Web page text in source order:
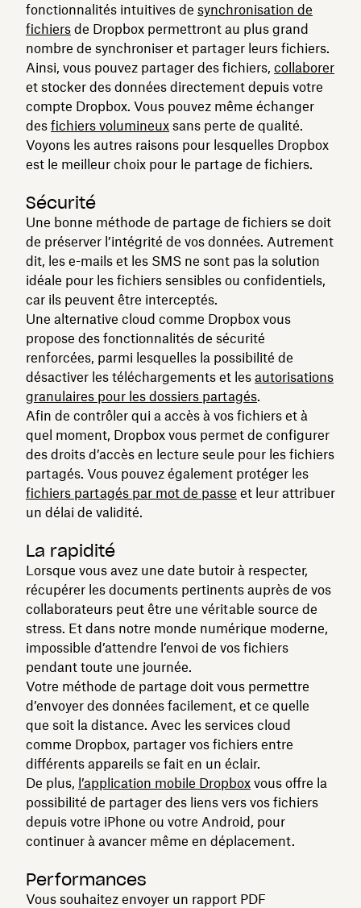
fonctionnalités intuitives de synchronisation de
fichiers de Dropbox permettront au plus grand
nombre de synchroniser et partager leurs fichiers.
Ainsi, vous pouvez partager des fichiers, collaborer
et stocker des données directement depuis votre
compte Dropbox. Vous pouvez même échanger
des fichiers volumineux sans perte de qualité.
Voyons les autres raisons pour lesquelles Dropbox
est le meilleur choix pour le partage de fichiers.
Sécurité
Une bonne méthode de partage de fichiers se doit
de préserver l’intégrité de vos données. Autrement
dit, les e-mails et les SMS ne sont pas la solution
idéale pour les fichiers sensibles ou confidentiels,
car ils peuvent être interceptés.
Une alternative cloud comme Dropbox vous
propose des fonctionnalités de sécurité
renforcées, parmi lesquelles la possibilité de
désactiver les téléchargements et les autorisations
granulaires pour les dossiers partagés.
Afin de contrôler qui a accès à vos fichiers et à
quel moment, Dropbox vous permet de configurer
des droits d’accès en lecture seule pour les fichiers
partagés. Vous pouvez également protéger les
fichiers partagés par mot de passe et leur attribuer
un délai de validité.
La rapidité
Lorsque vous avez une date butoir à respecter,
récupérer les documents pertinents auprès de vos
collaborateurs peut être une véritable source de
stress. Et dans notre monde numérique moderne,
impossible d’attendre l’envoi de vos fichiers
pendant toute une journée.
Votre méthode de partage doit vous permettre
d’envoyer des données facilement, et ce quelle
que soit la distance. Avec les services cloud
comme Dropbox, partager vos fichiers entre
différents appareils se fait en un éclair.
De plus, l’application mobile Dropbox vous offre la
possibilité de partager des liens vers vos fichiers
depuis votre iPhone ou votre Android, pour
continuer à avancer même en déplacement.
Performances
Vous souhaitez envoyer un rapport PDF